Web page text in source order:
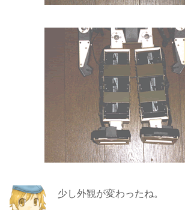
少し外観が変わったね。